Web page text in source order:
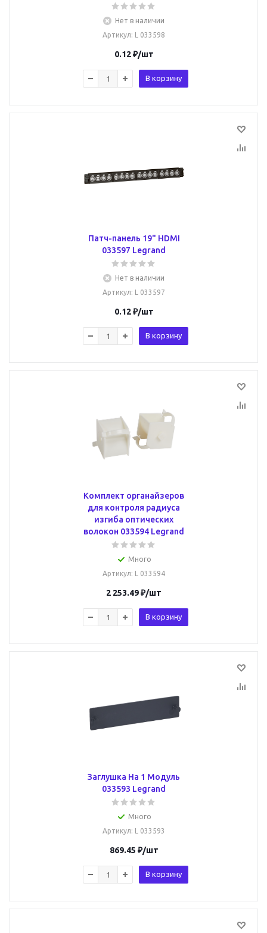
Нет в наличии
Артикул: L 033598
0.12₽/шт
В корзину
Патч-панель 19" HDMI
033597 Legrand
Нет в наличии
Артикул: L 033597
0.12₽/шт
В корзину
Комплект органайзеров
для контроля радиуса
изгиба оптических
волокон 033594 Legrand
Много
Артикул: L 033594
2 253.49₽/шт
В корзину
Заглушка На 1 Модуль
033593 Legrand
Много
Артикул: L 033593
869.45 ₽/шт
В корзину